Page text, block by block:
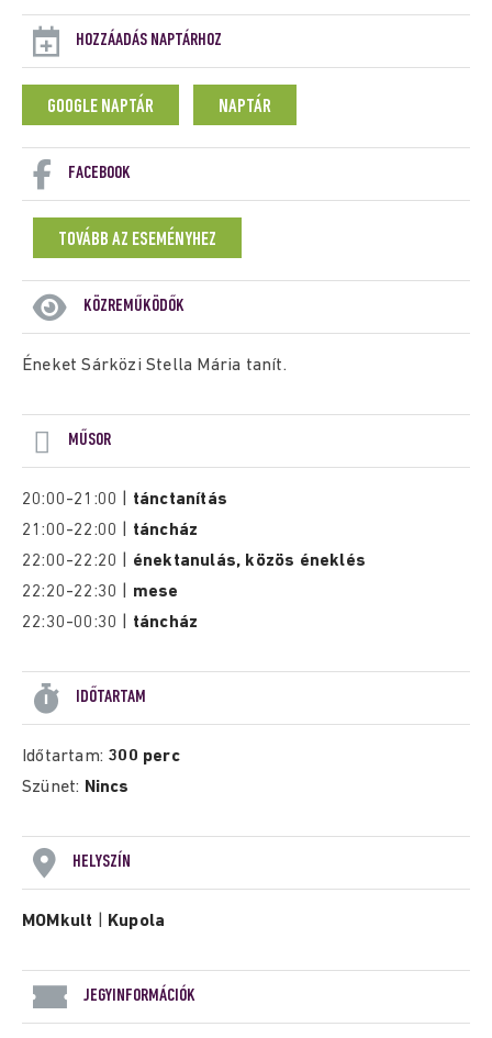
HOZZÁADÁS NAPTÁRHOZ
GOOGLE NAPTÁR NAPTÁR
FACEBOOK
TOVÁBB AZ ESEMÉNYHEZ
KÖZREMŰKÖDŐK
Éneket Sárközi Stella Mária tanít.
MŰSOR
20:00-21:00 | tánctanítás
21:00-22:00 | táncház
22:00-22:20 | énektanulás, közös éneklés
22:20-22:30 | mese
22:30-00:30 | táncház
IDŐTARTAM
Időtartam: 300 perc
Szünet: Nincs
HELYSZÍN
MOMkult Kupola
JEGYINFORMÁCIÓK